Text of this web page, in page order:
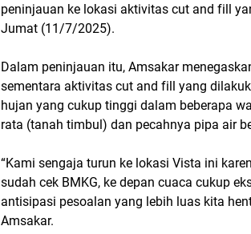
peninjauan ke lokasi aktivitas cut and fill
Jumat (11/7/2025).
Dalam peninjauan itu, Amsakar
sementara aktivitas cut and fill yang
hujan yang cukup tinggi dalam beberapa
rata (tanah timbul) dan pecahnya pipa air
“Kami sengaja turun ke lokasi Vista ini
sudah cek BMKG, ke depan cuaca cukup
antisipasi pesoalan yang lebih luas kita
Amsakar.